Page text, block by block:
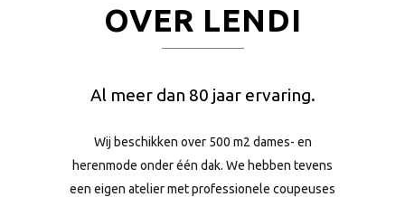
OVER LENDI
Al meer dan 80 jaar ervaring.
Wij beschikken over 500 m2 dames- en
herenmode onder één dak. We hebben tevens
een eigen atelier met professionele coupeuses